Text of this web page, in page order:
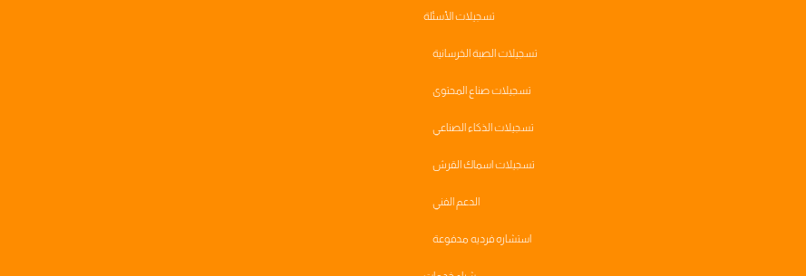
تسجيلات الأسئلة
تسجيلات الصبة الخرسانية
تسجيلات صناع المحتوى
تسجيلات الذكاء الصناعي
تسجيلات اسماك القرش
الدعم الفني
استشاره فرديه مدفوعة